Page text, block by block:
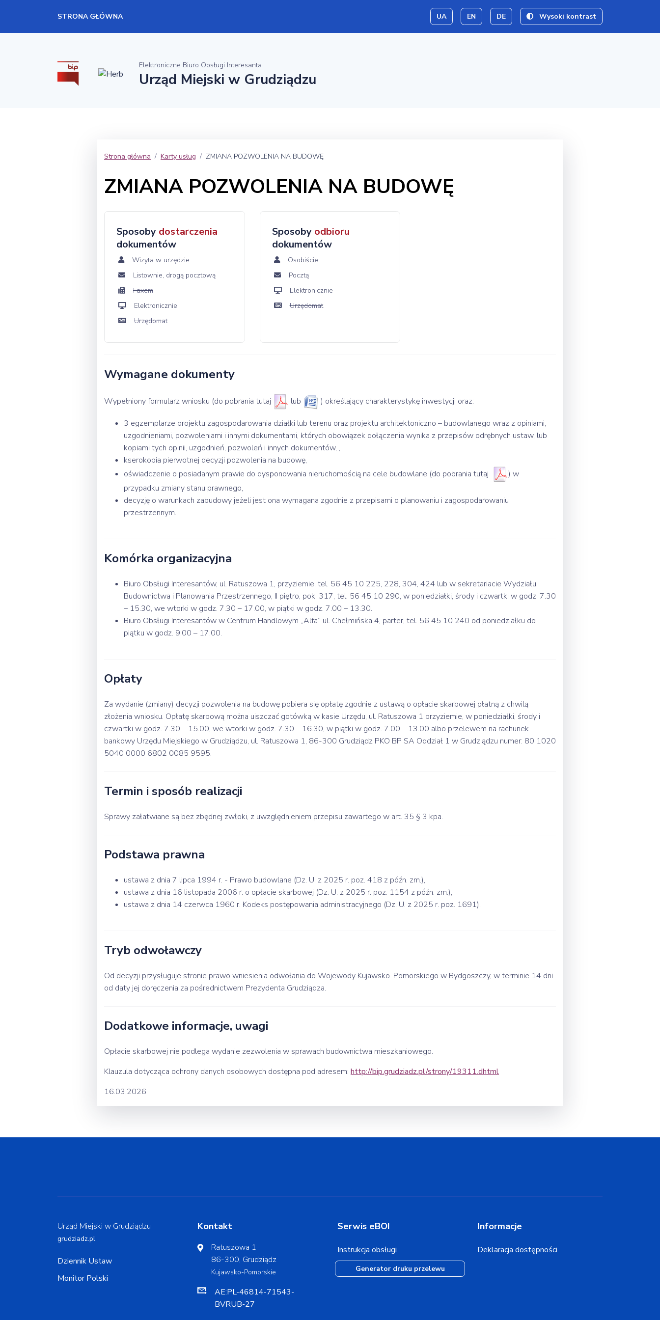
STRONA GŁÓWNA UA EN DE Wysoki kontrast
Elektroniczne Biuro Obsługi Interesanta
Urząd Miejski w Grudziądzu
Strona główna Karty usług ZMIANA POZWOLENIA NA BUDOWĘ
ZMIANA POZWOLENIA NA BUDOWĘ
Sposoby dostarczenia
dokumentów
Wizyta w urzędzie
Listownie, drogą pocztową
Faxem
Elektronicznie
Urzędomat
Sposoby odbioru
dokumentów
Osobiście
Pocztą
Elektronicznie
Urzędomat
Wymagane dokumenty
Wypełniony formularz wniosku (do pobrania tutaj lub ) określający charakterystykę inwestycji oraz:
3 egzemplarze projektu zagospodarowania działki lub terenu oraz projektu architektoniczno – budowlanego wraz z opiniami,
uzgodnieniami, pozwoleniami i innymi dokumentami, których obowiązek dołączenia wynika z przepisów odrębnych ustaw, lub
kopiami tych opinii, uzgodnień, pozwoleń i innych dokumentów, ,
kserokopia pierwotnej decyzji pozwolenia na budowę,
oświadczenie o posiadanym prawie do dysponowania nieruchomością na cele budowlane (do pobrania tutaj
) w
przypadku zmiany stanu prawnego,
decyzję o warunkach zabudowy jeżeli jest ona wymagana zgodnie z przepisami o planowaniu i zagospodarowaniu
przestrzennym.
Komórka organizacyjna
Biuro Obsługi Interesantów, ul. Ratuszowa 1, przyziemie, tel. 56 45 10 225, 228, 304, 424 lub w sekretariacie Wydziału
Budownictwa i Planowania Przestrzennego, II piętro, pok. 317, tel. 56 45 10 290, w poniedziałki, środy i czwartki w godz. 7.30
– 15.30, we wtorki w godz. 7.30 – 17.00, w piątki w godz. 7.00 – 13.30.
Biuro Obsługi Interesantów w Centrum Handlowym „Alfa” ul. Chełmińska 4, parter, tel. 56 45 10 240 od poniedziałku do
piątku w godz. 9.00 – 17.00.
Opłaty
Za wydanie (zmiany) decyzji pozwolenia na budowę pobiera się opłatę zgodnie z ustawą o opłacie skarbowej płatną z chwilą
złożenia wniosku. Opłatę skarbową można uiszczać gotówką w kasie Urzędu, ul. Ratuszowa 1 przyziemie, w poniedziałki, środy i
czwartki w godz. 7.30 – 15.00, we wtorki w godz. 7.30 – 16.30, w piątki w godz. 7.00 – 13.00 albo przelewem na rachunek
bankowy Urzędu Miejskiego w Grudziądzu, ul. Ratuszowa 1, 86-300 Grudziądz PKO BP SA Oddział 1 w Grudziądzu numer: 80 1020
5040 0000 6802 0085 9595.
Termin i sposób realizacji
Sprawy załatwiane są bez zbędnej zwłoki, z uwzględnieniem przepisu zawartego w art. 35 § 3 kpa.
Podstawa prawna
ustawa z dnia 7 lipca 1994 r. - Prawo budowlane (Dz. U. z 2025 r. poz. 418 z późn. zm.),
ustawa z dnia 16 listopada 2006 r. o opłacie skarbowej (Dz. U. z 2025 r. poz. 1154 z późn. zm.),
ustawa z dnia 14 czerwca 1960 r. Kodeks postępowania administracyjnego (Dz. U. z 2025 r. poz. 1691).
Tryb odwoławczy
Od decyzji przysługuje stronie prawo wniesienia odwołania do Wojewody Kujawsko-Pomorskiego w Bydgoszczy, w terminie 14 dni
od daty jej doręczenia za pośrednictwem Prezydenta Grudziądza.
Dodatkowe informacje, uwagi
Opłacie skarbowej nie podlega wydanie zezwolenia w sprawach budownictwa mieszkaniowego.
Klauzula dotycząca ochrony danych osobowych dostępna pod adresem: http://bip.grudziadz.pl/strony/19311.dhtml
16.03.2026
Urząd Miejski w Grudziądzu
grudziadz.pl
Dziennik Ustaw
Monitor Polski
Kontakt
Ratuszowa 1
86-300, Grudziądz
Kujawsko-Pomorskie
AE:PL-46814-71543-
BVRUB-27
Serwis eBOI
Instrukcja obsługi
Generator druku przelewu
Informacje
Deklaracja dostępności